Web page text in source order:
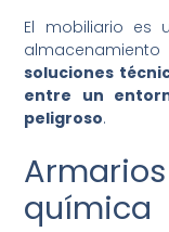
El mobiliario es
soluciones
entre un
peligroso.
química